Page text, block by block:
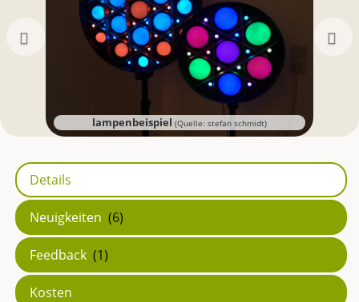
lampenbeispiel (Quelle: stefan schmidt)
Zurück
Details
Neuigkeiten (6)
Feedback (1)
Kosten